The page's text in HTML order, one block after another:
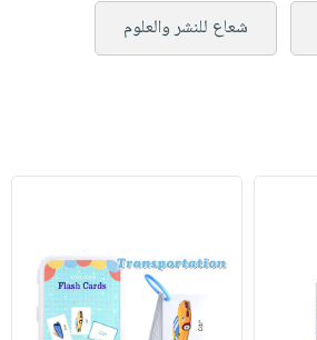
شعاع للنشر والعلوم